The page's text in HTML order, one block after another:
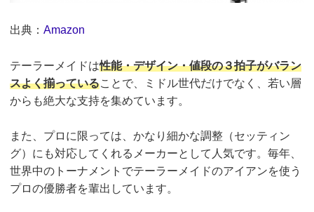
出典： Amazon
テーラーメイドは性能・デザイン・値段の３拍子がバラン
スよく揃っていることで、ミドル世代だけでなく、若い層
からも絶大な支持を集めています。
また、プロに限っては、かなり細かな調整（セッティン
グ）にも対応してくれるメーカーとして人気です。毎年、
世界中のトーナメントでテーラーメイドのアイアンを使う
プロの優勝者を輩出しています。